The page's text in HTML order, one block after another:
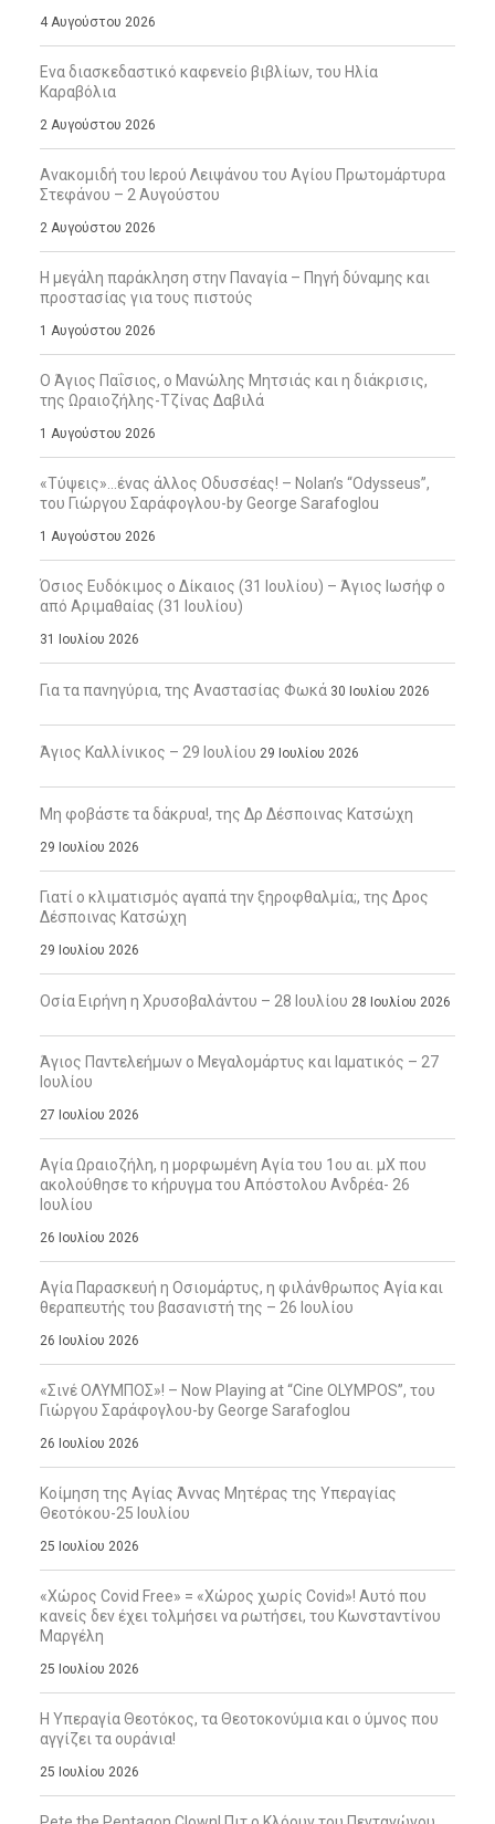
4 Αυγούστου 2026
Ενα διασκεδαστικό καφενείο βιβλίων, του Ηλία
Καραβόλια
2 Αυγούστου 2026
Ανακομιδή του Ιερού Λειψάνου του Αγίου Πρωτομάρτυρα
Στεφάνου – 2 Αυγούστου
2 Αυγούστου 2026
Η μεγάλη παράκληση στην Παναγία – Πηγή δύναμης και
προστασίας για τους πιστούς
1 Αυγούστου 2026
Ο Άγιος Παΐσιος, ο Μανώλης Μητσιάς και η διάκρισις,
της Ωραιοζήλης-Τζίνας Δαβιλά
1 Αυγούστου 2026
«Τύψεις»…ένας άλλος Οδυσσέας! – Nolan’s “Odysseus”,
του Γιώργου Σαράφογλου-by George Sarafoglou
1 Αυγούστου 2026
Όσιος Ευδόκιμος ο Δίκαιος (31 Ιουλίου) – Άγιος Ιωσήφ ο
από Αριμαθαίας (31 Ιουλίου)
31 Ιουλίου 2026
Για τα πανηγύρια, της Αναστασίας Φωκά 30 Ιουλίου 2026
Άγιος Καλλίνικος – 29 Ιουλίου 29 Ιουλίου 2026
Μη φοβάστε τα δάκρυα!, της Δρ Δέσποινας Κατσώχη
29 Ιουλίου 2026
Γιατί ο κλιματισμός αγαπά την ξηροφθαλμία;, της Δρος
Δέσποινας Κατσώχη
29 Ιουλίου 2026
Οσία Ειρήνη η Χρυσοβαλάντου – 28 Ιουλίου 28 Ιουλίου 2026
Άγιος Παντελεήμων ο Μεγαλομάρτυς και Ιαματικός – 27
Ιουλίου
27 Ιουλίου 2026
Αγία Ωραιοζήλη, η μορφωμένη Αγία του 1ου αι. μΧ που
ακολούθησε το κήρυγμα του Απόστολου Ανδρέα- 26
Ιουλίου
26 Ιουλίου 2026
Αγία Παρασκευή η Οσιομάρτυς, η φιλάνθρωπος Αγία και
θεραπευτής του βασανιστή της – 26 Ιουλίου
26 Ιουλίου 2026
«Σινέ ΟΛΥΜΠΟΣ»! – Now Playing at “Cine OLYMPOS”, του
Γιώργου Σαράφογλου-by George Sarafoglou
26 Ιουλίου 2026
Κοίμηση της Αγίας Άννας Μητέρας της Υπεραγίας
Θεοτόκου-25 Ιουλίου
25 Ιουλίου 2026
«Χώρος Covid Free» = «Χώρος χωρίς Covid»! Αυτό που
κανείς δεν έχει τολμήσει να ρωτήσει, του Κωνσταντίνου
Μαργέλη
25 Ιουλίου 2026
Η Υπεραγία Θεοτόκος, τα Θεοτοκονύμια και ο ύμνος που
αγγίζει τα ουράνια!
25 Ιουλίου 2026